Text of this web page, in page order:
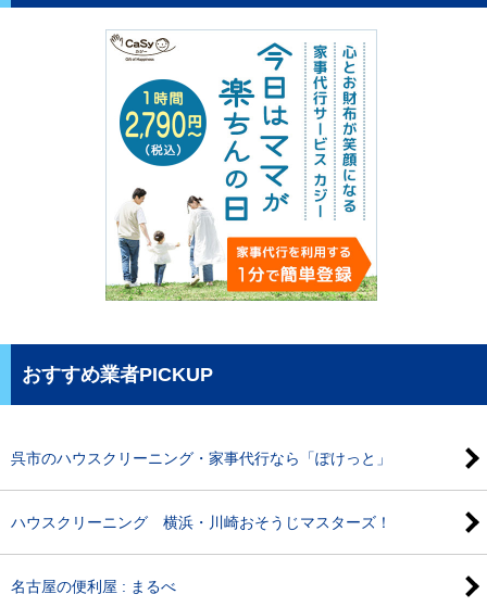
おすすめ業者PICKUP
呉市のハウスクリーニング・家事代行なら「ぽけっと」
ハウスクリーニング 横浜・川崎おそうじマスターズ！
名古屋の便利屋 : まるべ